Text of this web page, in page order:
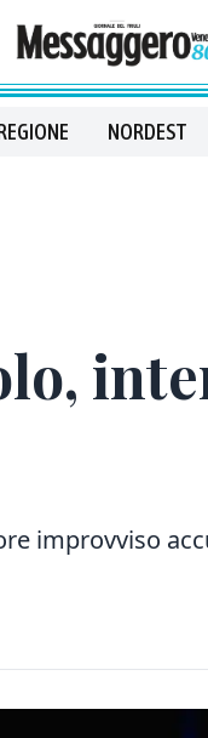
NORDEST
improvviso